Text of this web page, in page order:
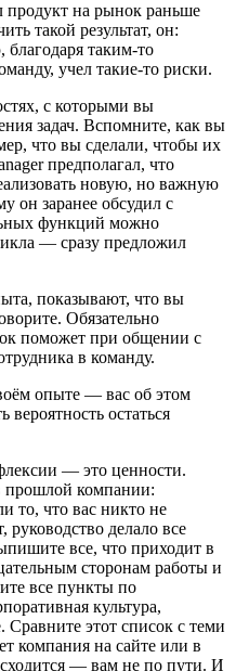
продукт на рынок раньше
такой результат, он:
таким-то
учел такие-то риски.
с которыми вы
задач. Вспомните, как вы
что вы сделали, чтобы их
предполагал, что
новую, но важную
он заранее обсудил с
функций можно
— сразу предложил
показывают, что вы
Обязательно
поможет при общении с
в команду.
опыте — вас об этом
вероятность остаться
— это ценности.
прошлой компании:
то, что вас никто не
делало все
все, что приходит в
сторонам работы и
все пункты по
культура,
Сравните этот список с теми
компания на сайте или в
— вам не по пути. И